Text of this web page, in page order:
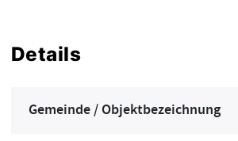
Details
Gemeinde / Objektbezeichnung